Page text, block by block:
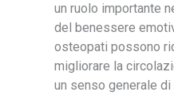
un ruolo importante
del benessere
osteopati possono
migliorare la
un senso generale